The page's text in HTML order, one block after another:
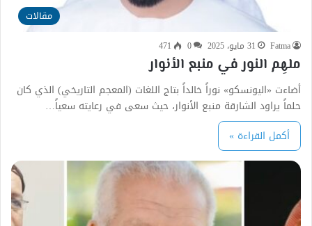
مقالات
Fatma 31 مايو، 2025 0
471
ملهِم النور في منبع الأنوار
أضاءت «اليونسكو» نوراً خالداً بتاج اللغات (المعجم التاريخي) الذي كان
حلماً يراود الشارقة منبع الأنوار، حيث سعى في رعايته سعياً…
أكمل القراءة »